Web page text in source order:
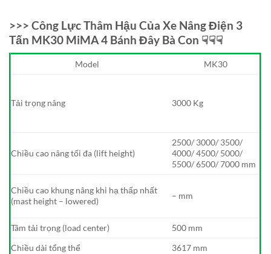
>>> Công Lực Thâm Hậu Của Xe Nâng Điện 3
Tấn MK30 MiMA 4 Bánh Đây Bà Con ☟☟☟
Model MK30
Tải trọng nâng 3000 Kg
Chiều cao nâng tối đa (lift height)
2500/ 3000/ 3500/
4000/ 4500/ 5000/
5500/ 6500/ 7000 mm
Chiều cao khung nâng khi hạ thấp nhất
(mast height – lowered)
– mm
Tâm tải trọng (load center)
500 mm
Chiều dài tổng thể
3617 mm